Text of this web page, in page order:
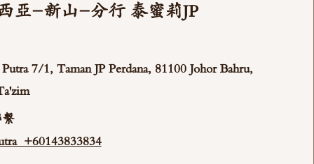
亞-新山-分行 泰蜜莉JP
Putra 7/1, Taman JP Perdana, 81100 Johor Bahru,
繫
+60143833834